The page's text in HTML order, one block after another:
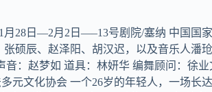
28日—2月2日—–13号剧院/塞纳 中国国
硕辰、赵泽阳、胡汉迟，以及音乐人潘
：赵梦如 道具：林妍华 编舞顾问：徐
元文化协会 一个26岁的年轻人，一场